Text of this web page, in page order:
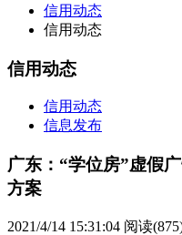
信用动态
信用动态
信用动态
信用动态
信息发布
广东：“学位房”虚假
方案
2021/4/14 15:31:04 阅读